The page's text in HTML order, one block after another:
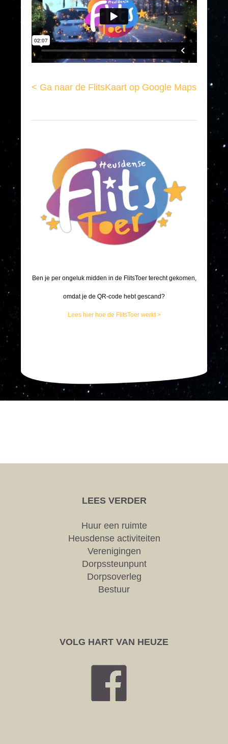
< Ga naar de FlitsKaart op Google Maps
Ben je per ongeluk midden in de FlitsToer terecht gekomen,
omdat je de QR-code hebt gescand?
Lees hier hoe de FlitsToer werkt >
LEES VERDER
Huur een ruimte
Heusdense activiteiten
Verenigingen
Dorpssteunpunt
Dorpsoverleg
Bestuur
VOLG HART VAN HEUZE